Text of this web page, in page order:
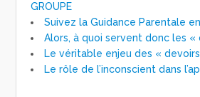
GROUPE
Suivez la Guidance Parentale
Alors, à quoi servent donc les «
Le véritable enjeu des «
Le rôle de l’inconscient dans